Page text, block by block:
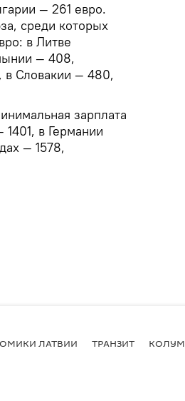
— 261 евро.
среди которых
в Литве
— 408,
в Словакии — 480,
зарплата
в Германии
— 1578,
ЛАТВИИ ТРАНЗИТ